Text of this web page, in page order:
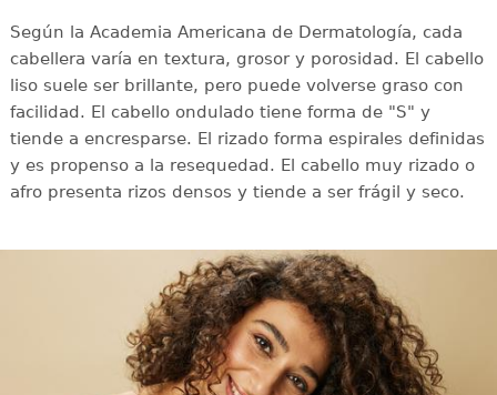
Según la Academia Americana de Dermatología, cada
cabellera varía en textura, grosor y porosidad. El cabello
liso suele ser brillante, pero puede volverse graso con
facilidad. El cabello ondulado tiene forma de "S" y
tiende a encresparse. El rizado forma espirales definidas
y es propenso a la resequedad. El cabello muy rizado o
afro presenta rizos densos y tiende a ser frágil y seco.